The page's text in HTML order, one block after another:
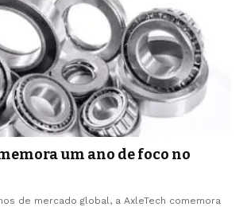
um ano de foco no
de mercado global, a AxleTech comemora